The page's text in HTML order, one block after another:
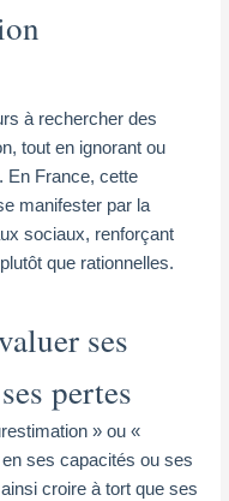
à rechercher des
tout en ignorant ou
En France, cette
manifester par la
sociaux, renforçant
que rationnelles.
ses
pertes
» ou «
ses capacités ou ses
croire à tort que ses